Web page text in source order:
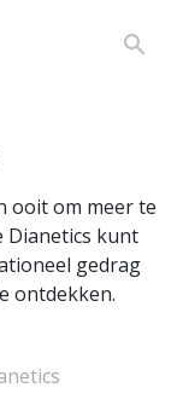
ooit om meer te
Dianetics kunt
gedrag
ontdekken.